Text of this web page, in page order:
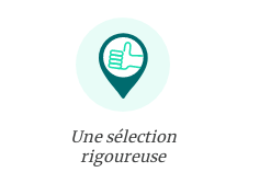
Une sélection
rigoureuse